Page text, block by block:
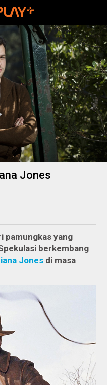
Jones
pamungkas yang
berkembang
Jones di masa